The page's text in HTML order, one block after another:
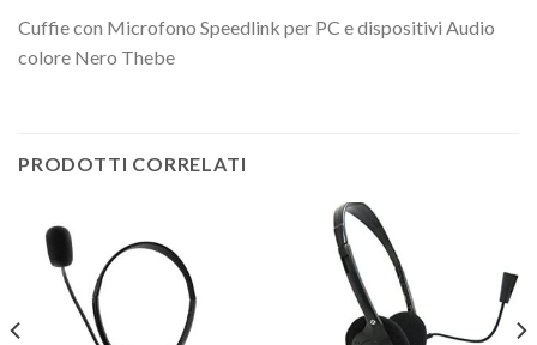
Cuffie con Microfono Speedlink per PC e dispositivi Audio
colore Nero Thebe
PRODOTTI CORRELATI